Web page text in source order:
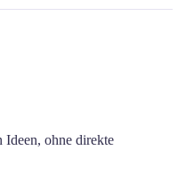
Ideen, ohne direkte